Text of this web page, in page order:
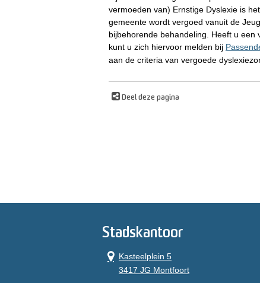
vermoeden van) Ernstige Dyslexie is
gemeente wordt vergoed vanuit de
bijbehorende behandeling. Heeft u een
kunt u zich hiervoor melden bij
aan de criteria van vergoede
Deel deze pagina
Stadskantoor
Kasteelplein 5
3417 JG Montfoort